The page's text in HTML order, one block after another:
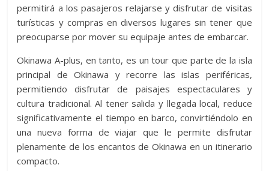
permitirá a los pasajeros relajarse y disfrutar de visitas
turísticas y compras en diversos lugares sin tener que
preocuparse por mover su equipaje antes de embarcar.
Okinawa A-plus, en tanto, es un tour que parte de la isla
principal de Okinawa y recorre las islas periféricas,
permitiendo disfrutar de paisajes espectaculares y
cultura tradicional. Al tener salida y llegada local, reduce
significativamente el tiempo en barco, convirtiéndolo en
una nueva forma de viajar que le permite disfrutar
plenamente de los encantos de Okinawa en un itinerario
compacto.